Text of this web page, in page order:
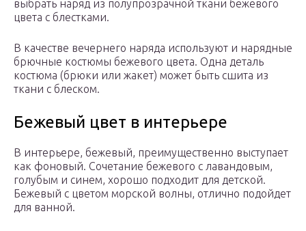
выбрать наряд из полупрозрачной ткани бежевого
цвета с блестками.
В качестве вечернего наряда используют и нарядные
брючные костюмы бежевого цвета. Одна деталь
костюма (брюки или жакет) может быть сшита из
ткани с блеском.
Бежевый цвет в интерьере
В интерьере, бежевый, преимущественно выступает
как фоновый. Сочетание бежевого с лавандовым,
голубым и синем, хорошо подходит для детской.
Бежевый с цветом морской волны, отлично подойдет
для ванной.